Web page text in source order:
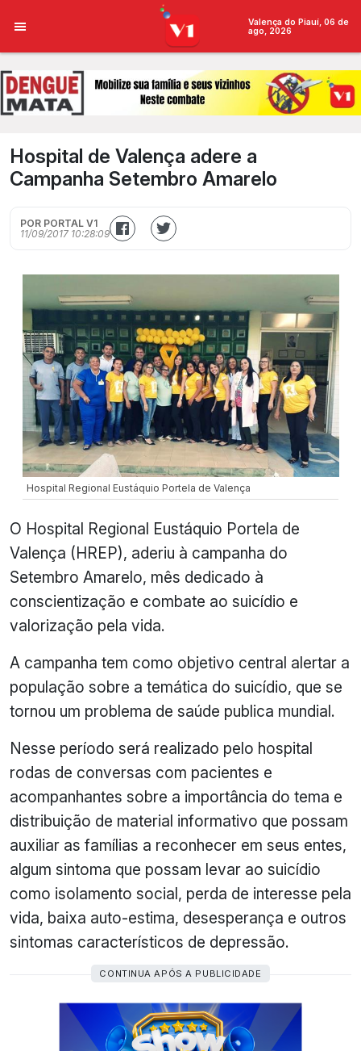
Valença do Piauí, 06 de
ago, 2026
Hospital de Valença adere a
Campanha Setembro Amarelo
POR PORTAL V1
11/09/2017 10:28:09
Hospital Regional Eustáquio Portela de Valença
O Hospital Regional Eustáquio Portela de
Valença (HREP), aderiu à campanha do
Setembro Amarelo, mês dedicado à
conscientização e combate ao suicídio e
valorização pela vida.
A campanha tem como objetivo central alertar a
população sobre a temática do suicídio, que se
tornou um problema de saúde publica mundial.
Nesse período será realizado pelo hospital
rodas de conversas com pacientes e
acompanhantes sobre a importância do tema e
distribuição de material informativo que possam
auxiliar as famílias a reconhecer em seus entes,
algum sintoma que possam levar ao suicídio
como isolamento social, perda de interesse pela
vida, baixa auto-estima, desesperança e outros
sintomas característicos de depressão.
CONTINUA APÓS A PUBLICIDADE